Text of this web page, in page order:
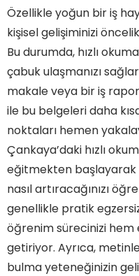
Özellikle yoğun bir iş
kişisel gelişiminizi
Bu durumda, hızlı
çabuk ulaşmanızı
makale veya bir iş
ile bu belgeleri daha
noktaları hemen
Çankaya’daki hızlı
eğitmekten başlayarak
nasıl artıracağınızı
genellikle pratik
öğrenim sürecinizi
getiriyor. Ayrıca,
bulma yeteneğinizin
Ankara Üniversitesi
Çankaya'da Zamanı
Okuma Kursunun
Okuma Hızınızı
Hızlı Okuma
Sadece Bir Ayda
Çankaya’da Hızlı
Okuma
Hızlı Okuma Kursu
Çankaya’nın En İyi
Tanışın: Daha Hızlı
Sıkça Sorulan Sorular
Çankaya Hızlı
katılabilirim?
Kursun süresi ve
Hızlı okuma
Kurs sonunda
Hızlı okuma